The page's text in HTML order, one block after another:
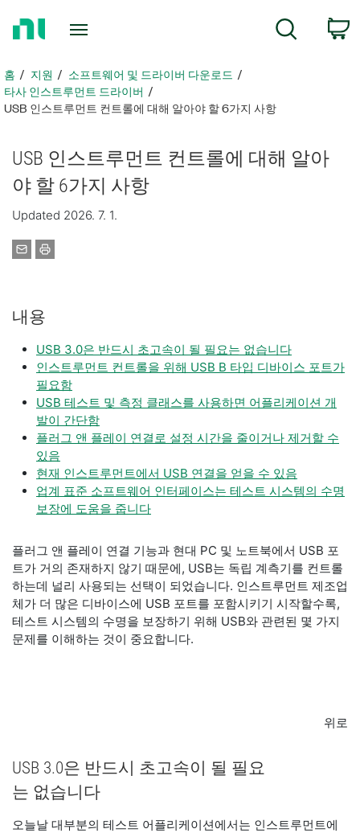
지
로
돌
홈 지원
소프트웨어 및 드라이버 다운로드
타사 인스트루먼트 드라이버
USB 인스트루먼트 컨트롤에 대해 알아야 할 6가지 사항
USB 인스트루먼트 컨트롤에 대해 알아
야 할 6가지 사항
Updated 2026. 7. 1.
내용
USB 3.0은 반드시 초고속이 될 필요는 없습니다
인스트루먼트 컨트롤을 위해 USB B 타입 디바이스 포트가
필요함
USB 테스트 및 측정 클래스를 사용하면 어플리케이션 개
발이 간단함
플러그 앤 플레이 연결로 설정 시간을 줄이거나 제거할 수
있음
현재 인스트루먼트에서 USB 연결을 얻을 수 있음
업계 표준 소프트웨어 인터페이스는 테스트 시스템의 수명
보장에 도움을 줍니다
플러그 앤 플레이 연결 기능과 현대 PC 및 노트북에서 USB 포
트가 거의 존재하지 않기 때문에, USB는 독립 계측기를 컨트롤
하는데 널리 사용되는 선택이 되었습니다. 인스트루먼트 제조업
체가 더 많은 디바이스에 USB 포트를 포함시키기 시작할수록,
테스트 시스템의 수명을 보장하기 위해 USB와 관련된 몇 가지
문제를 이해하는 것이 중요합니다.
위로
USB 3.0은 반드시 초고속이 될 필요
는 없습니다
오늘날 대부분의 테스트 어플리케이션에서는 인스트루먼트에